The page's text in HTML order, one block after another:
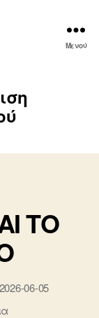
Μενού
ΤΟ
2026-06-05